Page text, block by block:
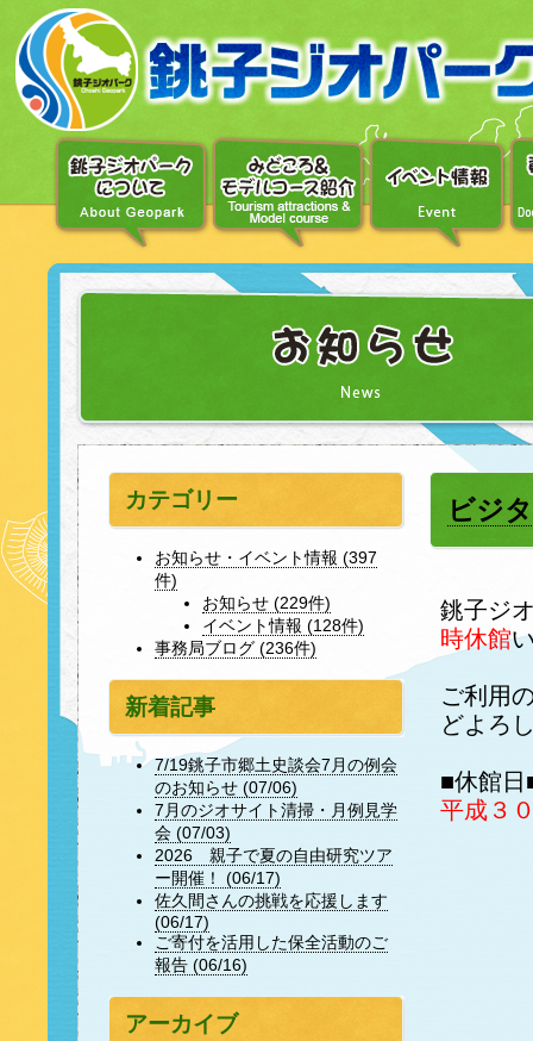
ュ
ー
ビジ
銚子ジ
時休館
ご利用
どよろ
■休館日
平成３
カテゴリー
お知らせ・イベント情報 (397
件)
お知らせ (229件)
イベント情報 (128件)
事務局ブログ (236件)
新着記事
7/19銚子市郷土史談会7月の例会
のお知らせ (07/06)
7月のジオサイト清掃・月例見学
会 (07/03)
2026 親子で夏の自由研究ツア
ー開催！ (06/17)
佐久間さんの挑戦を応援します
(06/17)
ご寄付を活用した保全活動のご
報告 (06/16)
アーカイブ